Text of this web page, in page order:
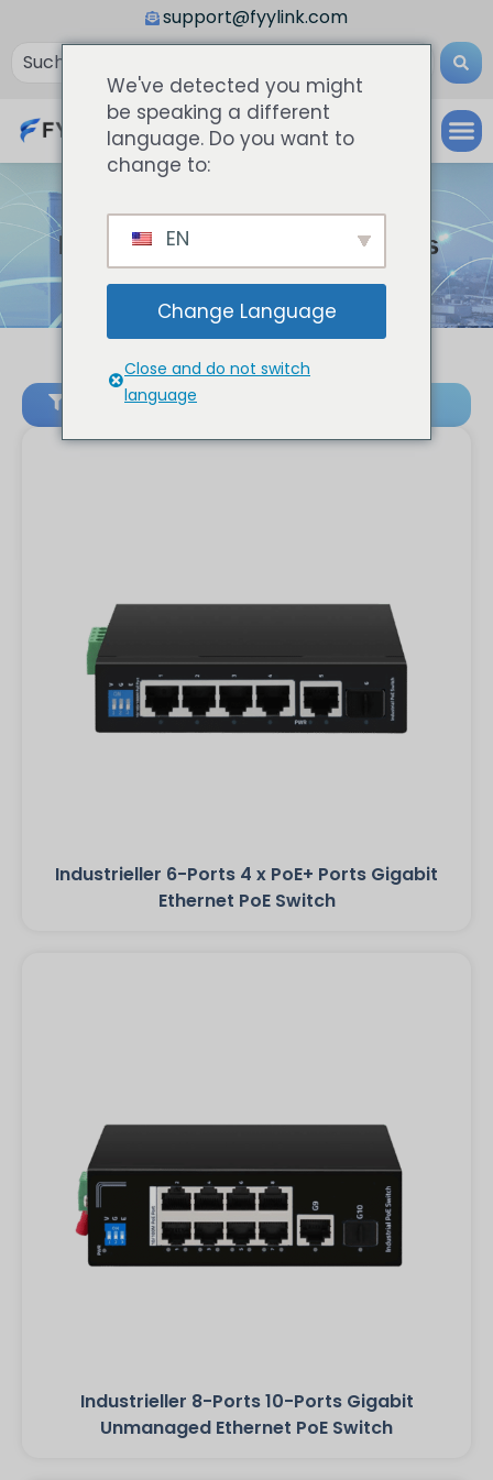
support@fyylink.com
Industrieller 6-Ports 4 x PoE+ Ports Gigabit
Ethernet PoE Switch
Industrieller 8-Ports 10-Ports Gigabit
Unmanaged Ethernet PoE Switch
We've detected you might
be speaking a different
language. Do you want to
change to:
EN
Change Language
Close and do not switch
language